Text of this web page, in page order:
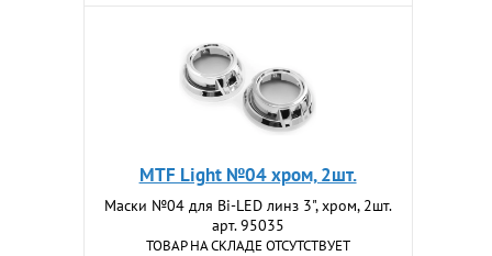
MTF Light №04 хром, 2шт.
Маски №04 для Bi-LED линз 3", хром, 2шт.
арт. 95035
ТОВАР НА СКЛАДЕ ОТСУТСТВУЕТ